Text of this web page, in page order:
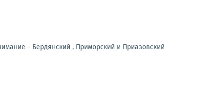
- Бердянский , Приморский и Приазовский